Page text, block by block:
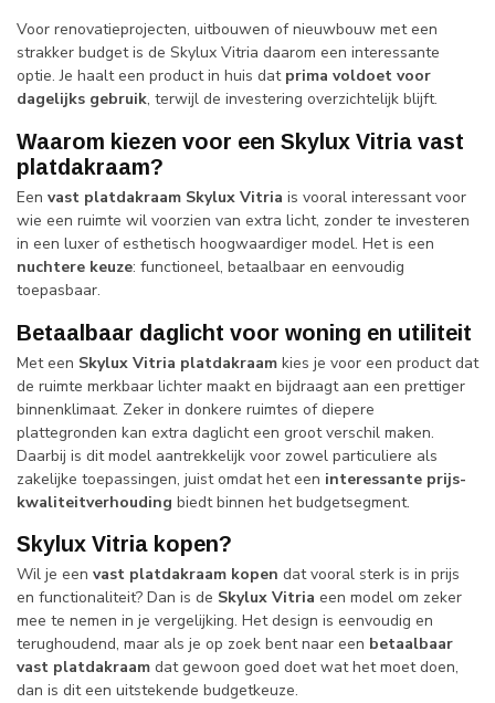
Voor renovatieprojecten, uitbouwen of nieuwbouw met een
strakker budget is de Skylux Vitria daarom een interessante
optie. Je haalt een product in huis dat prima voldoet voor
dagelijks gebruik, terwijl de investering overzichtelijk blijft.
Waarom kiezen voor een Skylux Vitria vast
platdakraam?
Een vast platdakraam Skylux Vitria is vooral interessant voor
wie een ruimte wil voorzien van extra licht, zonder te investeren
in een luxer of esthetisch hoogwaardiger model. Het is een
nuchtere keuze: functioneel, betaalbaar en eenvoudig
toepasbaar.
Betaalbaar daglicht voor woning en utiliteit
Met een Skylux Vitria platdakraam kies je voor een product dat
de ruimte merkbaar lichter maakt en bijdraagt aan een prettiger
binnenklimaat. Zeker in donkere ruimtes of diepere
plattegronden kan extra daglicht een groot verschil maken.
Daarbij is dit model aantrekkelijk voor zowel particuliere als
zakelijke toepassingen, juist omdat het een interessante prijs-
kwaliteitverhouding biedt binnen het budgetsegment.
Skylux Vitria kopen?
Wil je een vast platdakraam kopen dat vooral sterk is in prijs
en functionaliteit? Dan is de Skylux Vitria een model om zeker
mee te nemen in je vergelijking. Het design is eenvoudig en
terughoudend, maar als je op zoek bent naar een betaalbaar
vast platdakraam dat gewoon goed doet wat het moet doen,
dan is dit een uitstekende budgetkeuze.